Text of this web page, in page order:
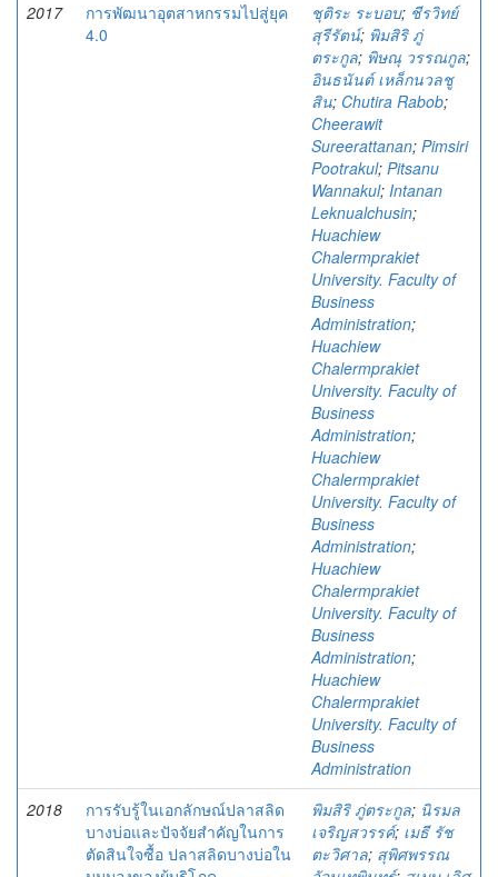
2017
การพัฒนาอุตสาหกรรมไปสู่ยุค
4.0
ชุติระ ระบอบ; ชีรวิทย์
สุรีรัตน์; พิมสิริ ภู่
ตระกูล; พิษณุ วรรณกูล;
อินธนันต์ เหล็กนวลชู
สิน; Chutira Rabob;
Cheerawit
Sureerattanan; Pimsiri
Pootrakul; Pitsanu
Wannakul; Intanan
Leknualchusin;
Huachiew
Chalermprakiet
University. Faculty of
Business
Administration;
Huachiew
Chalermprakiet
University. Faculty of
Business
Administration;
Huachiew
Chalermprakiet
University. Faculty of
Business
Administration;
Huachiew
Chalermprakiet
University. Faculty of
Business
Administration;
Huachiew
Chalermprakiet
University. Faculty of
Business
Administration
2018
การรับรู้ในเอกลักษณ์ปลาสลิด
บางบ่อและปัจจัยสำคัญในการ
ตัดสินใจซื้อ ปลาสลิดบางบ่อใน
พิมสิริ ภู่ตระกูล; นิรมล
เจริญสวรรค์; เมธี รัช
ตะวิศาล; สุพิศพรรณ